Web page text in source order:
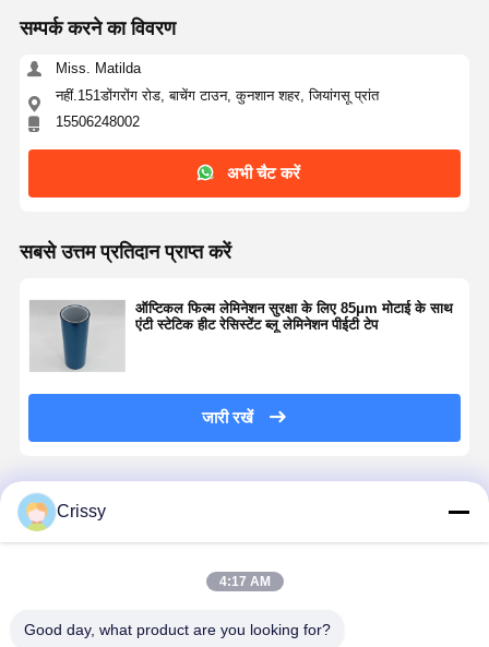
सम्पर्क करने का विवरण
Miss. Matilda
नहीं.151डोंगरोंग रोड, बाचेंग टाउन, कुनशान शहर, जियांगसू प्रांत
15506248002
अभी चैट करें
सबसे उत्तम प्रतिदान प्राप्त करें
ऑप्टिकल फिल्म लेमिनेशन सुरक्षा के लिए 85μm मोटाई के साथ
एंटी स्टेटिक हीट रेसिस्टेंट ब्लू लेमिनेशन पीईटी टेप
जारी रखें
अनुशंसित उत्पाद
Crissy
4:17 AM
Good day, what product are you looking for?